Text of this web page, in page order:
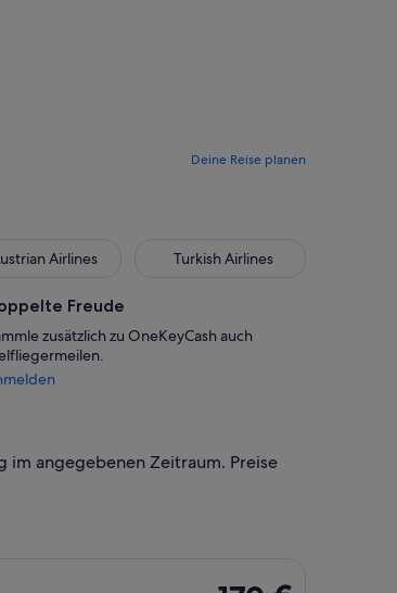
Deine Reise planen
Airlines Turkish Airlines
Freude
zusätzlich zu OneKeyCash auch
im angegebenen Zeitraum. Preise